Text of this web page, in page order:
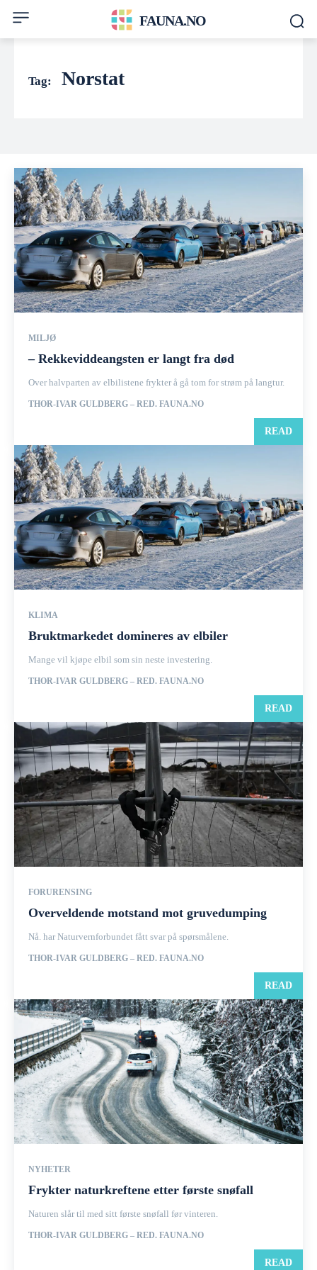
FAUNA.NO
Tag: Norstat
MILJØ
– Rekkeviddeangsten er langt fra død
Over halvparten av elbilistene frykter å gå tom for strøm på langtur.
THOR-IVAR GULDBERG – RED. FAUNA.NO
READ
KLIMA
Bruktmarkedet domineres av elbiler
Mange vil kjøpe elbil som sin neste investering.
THOR-IVAR GULDBERG – RED. FAUNA.NO
READ
FORURENSING
Overveldende motstand mot gruvedumping
Nå. har Naturvernforbundet fått svar på spørsmålene.
THOR-IVAR GULDBERG – RED. FAUNA.NO
READ
NYHETER
Frykter naturkreftene etter første snøfall
Naturen slår til med sitt første snøfall før vinteren.
THOR-IVAR GULDBERG – RED. FAUNA.NO
READ